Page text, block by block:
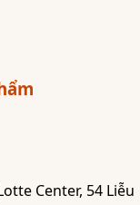
Center, 54 Liễu